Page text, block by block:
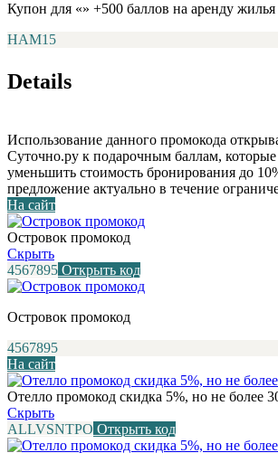
Купон для «» +500 баллов на аренду жилья
НАМ15
Details
Использование данного промокода
Суточно.ру к подарочным баллам,
уменьшить стоимость бронирования до
предложение актуально в течение
На сайт
Островок промокод
Скрыть
4567895 Открыть код
Островок промокод
4567895
На сайт
Отелло промокод скидка 5%, но не более
Скрыть
ALLVSNTPO Открыть код